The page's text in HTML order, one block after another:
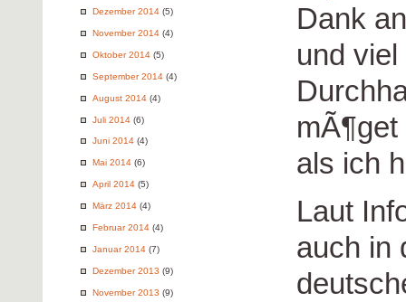
Dezember 2014 (5)
November 2014 (4)
Oktober 2014 (5)
September 2014 (4)
August 2014 (4)
Juli 2014 (6)
Juni 2014 (4)
Mai 2014 (6)
April 2014 (5)
März 2014 (4)
Februar 2014 (4)
Januar 2014 (7)
Dezember 2013 (9)
November 2013 (9)
Dank
und
als ich
Laut
auch in